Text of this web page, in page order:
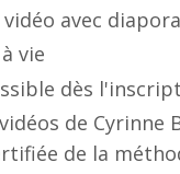
avec
vie
dès
de
de la